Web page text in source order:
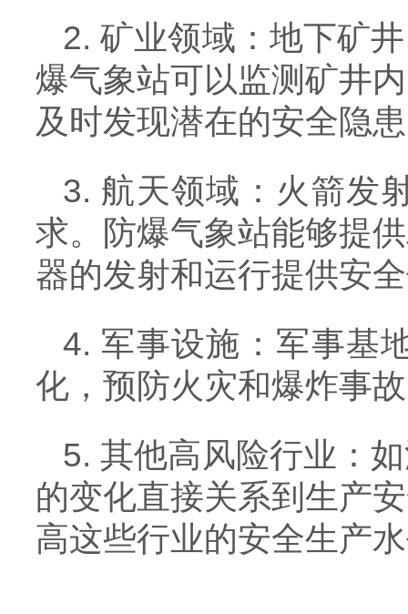
2. 矿业领域：地下矿
爆气象站可以监测矿井
及时发现潜在的安全隐
3. 航天领域：火箭发
求。防爆气象站能够提
器的发射和运行提供安
4. 军事设施：军事基
化，预防火灾和爆炸事
5. 其他高风险行业：
的变化直接关系到生产
高这些行业的安全生产